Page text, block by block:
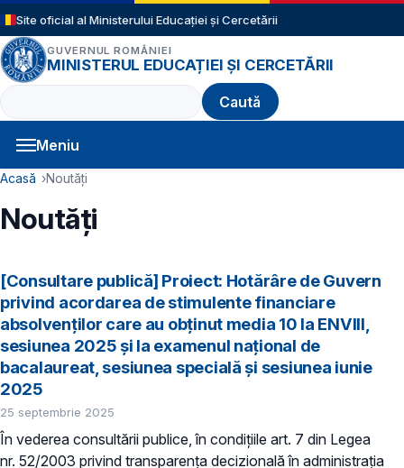
Sari la conținutul principal
Site oficial al Ministerului Educației și Cercetării
GUVERNUL ROMÂNIEI
MINISTERUL EDUCAȚIEI ȘI CERCETĂRII
Caută
Meniu
Navigație principală
Cale de navigare
Acasă Noutăți
Noutăți
[Consultare publică] Proiect: Hotărâre de Guvern
privind acordarea de stimulente financiare
absolvenților care au obținut media 10 la ENVIII,
sesiunea 2025 și la examenul național de
bacalaureat, sesiunea specială și sesiunea iunie
2025
25 septembrie 2025
În vederea consultării publice, în condiţiile art. 7 din Legea
nr. 52/2003 privind transparenţa decizională în administraţia